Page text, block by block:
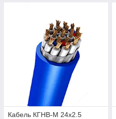
Кабель КГНВ-М 24х2.5